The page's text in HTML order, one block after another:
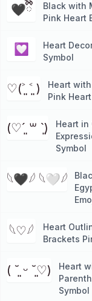
🖤ྀིྀི
Black with
Pink Heart
💟
Heart
Symbol
♡(˃͈ ˂͈ )
Heart
Pink
(♡ˊ͈ ꒳ ˋ͈)
Heart in
Symbol
𓆩🖤𓆪 𓆩🤍𓆪
𓆩♡𓆪
Heart
Brackets
( ˘͈ ᵕ ˘͈♡)
Heart
Symbol